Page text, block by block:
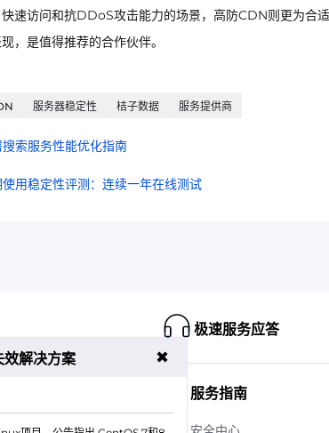
速访问和抗DDoS攻击能力的场景，高防CDN则更为合
，是值得推荐的合作伙伴。
服务器稳定性 桔子数据 服务提供商
索服务性能优化指南
用稳定性评测：连续一年在线测试
极速服务应答
服务指南
解决方案 ✖